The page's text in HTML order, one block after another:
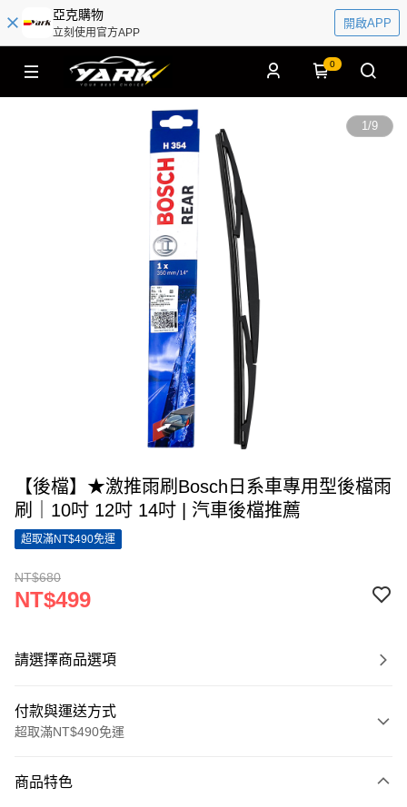
亞克購物
立刻使用官方APP
開啟APP
0
1/9
【後檔】★激推雨刷Bosch日系車專用型後檔雨
刷｜10吋 12吋 14吋 | 汽車後檔推薦
超取滿NT$490免運
NT$680
NT$499
請選擇商品選項
付款與運送方式
超取滿NT$490免運
信用卡一次付款
商品特色